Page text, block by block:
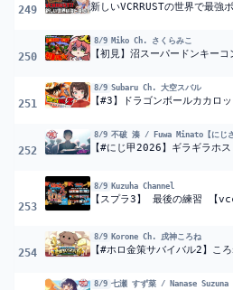
249
250
8/9 Miko Ch. さくらみこ
251
8/9 Subaru Ch. 大空スバル
252
8/9
253
8/9 Kuzuha Channel
254
8/9 Korone Ch. 戌神ころね
8/9